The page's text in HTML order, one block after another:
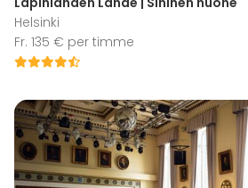
Helsinki
Fr. 135 € per timme